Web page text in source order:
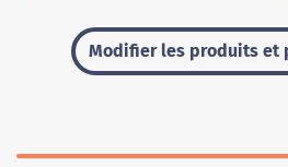
Modifier les produits et